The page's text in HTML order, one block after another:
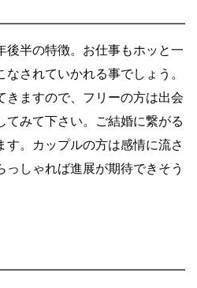
後半の特徴。お仕事もホッと一
されていかれる事でしょう。
きますので、フリーの方は出会
てみて下さい。ご結婚に繋がる
す。カップルの方は感情に流さ
っしゃれば進展が期待できそう